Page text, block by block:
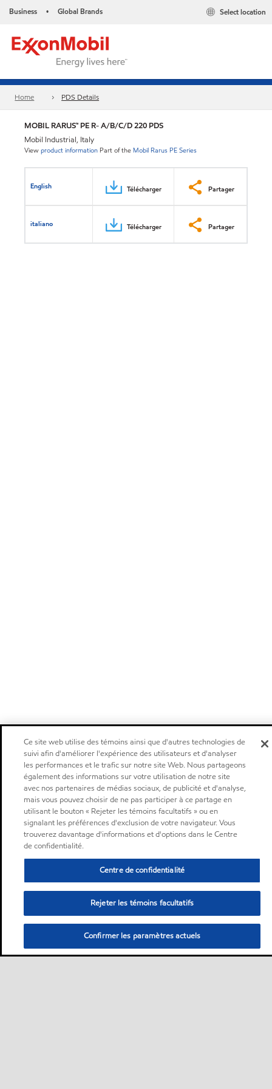
Business • Global Brands Select location
Home PDS Details
MOBIL RARUS™ PE R- A/B/C/D 220 PDS
Mobil Industrial, Italy
Viewproduct information Part of the Mobil Rarus PE Series
English Télécharger Partager
italiano Télécharger Partager
Ce site web utilise des témoins ainsi que d'autres technologies de
suivi afin d'améliorer l'expérience des utilisateurs et d'analyser
les performances et le trafic sur notre site Web. Nous partageons
également des informations sur votre utilisation de notre site
avec nos partenaires de médias sociaux, de publicité et d'analyse,
mais vous pouvez choisir de ne pas participer à ce partage en
utilisant le bouton « Rejeter les témoins facultatifs » ou en
signalant les préférences d'exclusion de votre navigateur. Vous
trouverez davantage d'informations et d'options dans le Centre
de confidentialité.
Centre de confidentialité
Rejeter les témoins facultatifs
Confirmer les paramètres actuels